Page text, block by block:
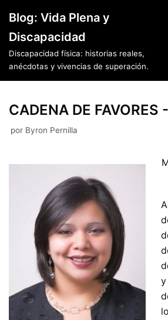
Saltar
al
contenido
Blog: Vida Plena y
Discapacidad
Discapacidad física: historias reales,
anécdotas y vivencias de superación.
CADENA DE FAVORES
por Byron Pernilla
y